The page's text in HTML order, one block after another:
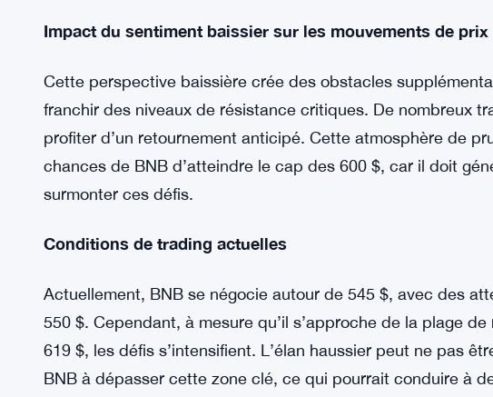
Sentiment de marché baissier
Le sentiment global entourant BNB demeure baissier. Cela
financement négatifs, reflétant un pessimisme croissant
dernières semaines, les participants du marché sont
perspectives de BNB, amenant beaucoup à anticiper une
franchir des niveaux de résistance critiques. De nombreux
profiter d’un retournement anticipé. Cette atmosphère de
chances de BNB d’atteindre le cap des 600 $, car il doit
surmonter ces défis.